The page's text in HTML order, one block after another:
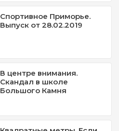
Спортивное Приморье.
Выпуск от 28.02.2019
В центре внимания.
Скандал в школе
Большого Камня